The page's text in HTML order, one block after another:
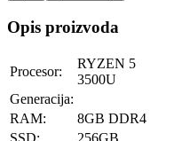
Opis proizvoda
Procesor:
RYZEN 5
3500U
Generacija:
RAM:
8GB DDR4